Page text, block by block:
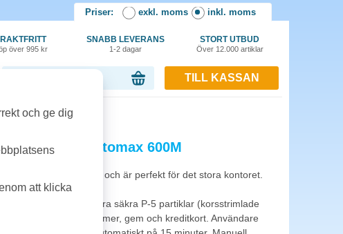
Priser: exkl. moms inkl. moms
över 995 kr
SNABB LEVERANS
1-2 dagar
STORT UTBUD
Över 12.000 artiklar
TILL KASSAN
600M
Fellowes Automax 600M
klarar de tunga jobben och är perfekt för det stora kontoret.
dokument till extra säkra P-5 partiklar (korsstrimlade
klarar även häftklammer, gem och kreditkort. Användare
och ge dig
att klicka